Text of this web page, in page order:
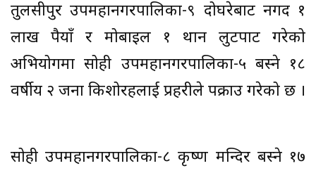
तुलसीपुर उपमहानगरपालिका-९ दोघरेबाट नगद १
लाख रूपैयाँ र मोबाइल १ थान लुटपाट गरेको
अभियोगमा सोही उपमहानगरपालिका-५ बस्ने १८
वर्षीय २ जना किशोरहरूलाई प्रहरीले पक्राउ गरेको छ ।
सोही उपमहानगरपालिका-८ कृष्ण मन्दिर बस्ने १७